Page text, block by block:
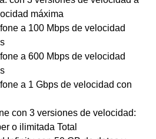
máxima
a 100 Mbps de velocidad
a 600 Mbps de velocidad
a 1 Gbps de velocidad con
con 3 versiones de velocidad:
o ilimitada Total